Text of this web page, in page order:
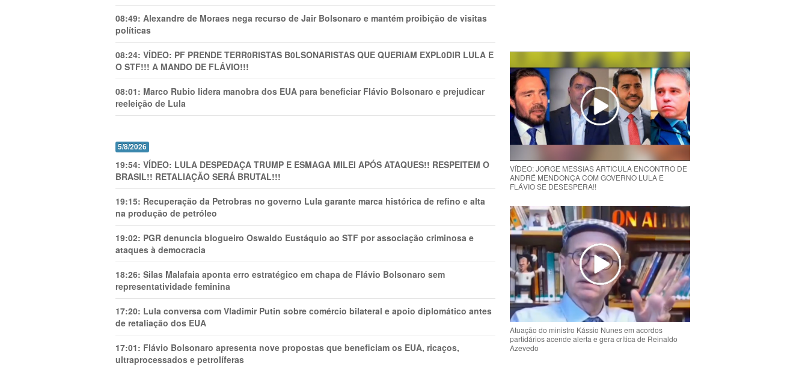
08:49: Alexandre de Moraes nega recurso de Jair Bolsonaro e mantém proibição de visitas
políticas
08:24: VÍDEO: PF PRENDE TERR0RlSTAS B0LSONARlSTAS QUE QUERIAM EXPL0DlR LULA E
O STF!!! A MANDO DE FLÁVIO!!!
08:01: Marco Rubio lidera manobra dos EUA para beneficiar Flávio Bolsonaro e prejudicar
reeleição de Lula
5/8/2026
19:54: VÍDEO: LULA DESPEDAÇA TRUMP E ESMAGA MILEI APÓS ATAQUES!! RESPEITEM O
BRASIL!! RETALIAÇÃO SERÁ BRUTAL!!!
19:15: Recuperação da Petrobras no governo Lula garante marca histórica de refino e alta
na produção de petróleo
19:02: PGR denuncia blogueiro Oswaldo Eustáquio ao STF por associação criminosa e
ataques à democracia
18:26: Silas Malafaia aponta erro estratégico em chapa de Flávio Bolsonaro sem
representatividade feminina
17:20: Lula conversa com Vladimir Putin sobre comércio bilateral e apoio diplomático antes
de retaliação dos EUA
17:01: Flávio Bolsonaro apresenta nove propostas que beneficiam os EUA, ricaços,
ultraprocessados e petrolíferas
VÍDEO: JORGE MESSIAS ARTICULA ENCONTRO DE
ANDRÉ MENDONÇA COM GOVERNO LULA E
FLÁVIO SE DESESPERA!!
Atuação do ministro Kássio Nunes em acordos
partidários acende alerta e gera crítica de Reinaldo
Azevedo